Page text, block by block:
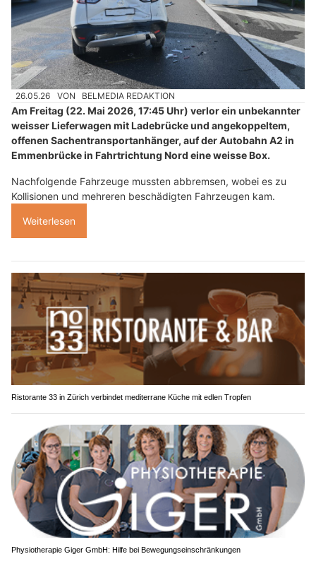
26.05.26 VON BELMEDIA REDAKTION
Am Freitag (22. Mai 2026, 17:45 Uhr) verlor ein unbekannter
weisser Lieferwagen mit Ladebrücke und angekoppeltem,
offenen Sachentransportanhänger, auf der Autobahn A2 in
Emmenbrücke in Fahrtrichtung Nord eine weisse Box.
Nachfolgende Fahrzeuge mussten abbremsen, wobei es zu
Kollisionen und mehreren beschädigten Fahrzeugen kam.
Weiterlesen
Ristorante 33 in Zürich verbindet mediterrane Küche mit edlen Tropfen
Physiotherapie Giger GmbH: Hilfe bei Bewegungseinschränkungen